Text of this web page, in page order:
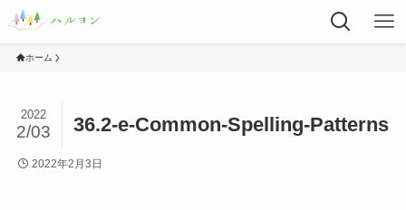
ホーム
36.2-e-Common-Spelling-Patterns
2022
2/03
2022年2月3日